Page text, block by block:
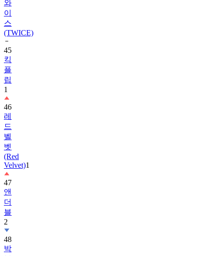
스
(TWICE)
45
킥
플
립
1
46
레
드
벨
벳
(Red
Velvet)
47
앤
더
블
2
48
박
보
영